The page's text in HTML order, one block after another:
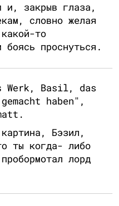
и, закрыв глаза,
словно желая
то
боясь проснуться.
Basil, das
haben",
Бэзил,
ты когда- либо
лорд